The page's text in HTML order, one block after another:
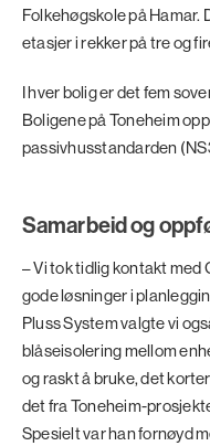
Folkehøgskole på Hamar.
etasjer i rekker på tre og
I hver bolig er det fem
Boligene på Toneheim
passivhusstandarden
Samarbeid og
– Vi tok tidlig kontakt med
gode løsninger i
Pluss System valgte vi
blåseisolering mellom
og raskt å bruke, det
det fra Toneheim-
Spesielt var han fornøyd